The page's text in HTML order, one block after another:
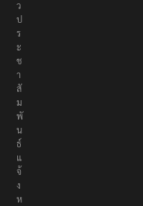
ว
ป
ร
ะ
ช
า
สั
ม
พั
น
ธ์
แ
จ้
ง
ห